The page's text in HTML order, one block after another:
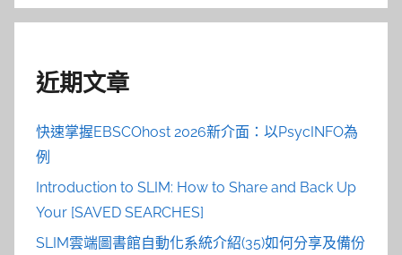
近期文章
快速掌握EBSCOhost 2026新介面：以PsycINFO為
例
Introduction to SLIM: How to Share and Back Up
Your [SAVED SEARCHES]
SLIM雲端圖書館自動化系統介紹(35)如何分享及備份